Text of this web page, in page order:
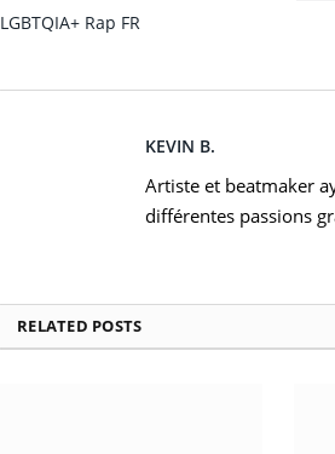
LGBTQIA+ Rap FR
KEVIN B.
Artiste et beatmaker
différentes passions
RELATED POSTS